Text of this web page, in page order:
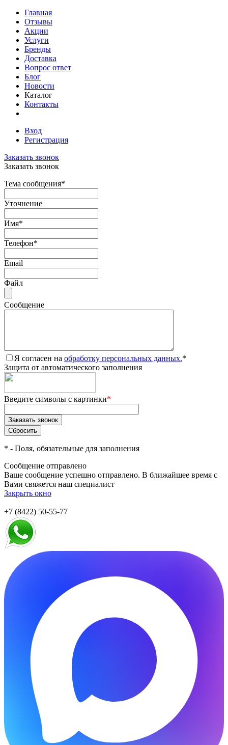
Главная
Отзывы
Акции
Услуги
Бренды
Доставка
Вопрос ответ
Блог
Новости
Каталог
Контакты
Вход
Регистрация
Заказать звонок
Заказать звонок
Тема сообщения*
Уточнение
Имя*
Телефон*
Email
Файл
Сообщение
Я согласен на обработку персональных данных.*
Защита от автоматического заполнения
Введите символы с картинки*
* - Поля, обязательные для заполнения
Сообщение отправлено
Ваше сообщение успешно отправлено. В ближайшее время с
Вами свяжется наш специалист
Закрыть окно
+7 (8422) 50-55-77